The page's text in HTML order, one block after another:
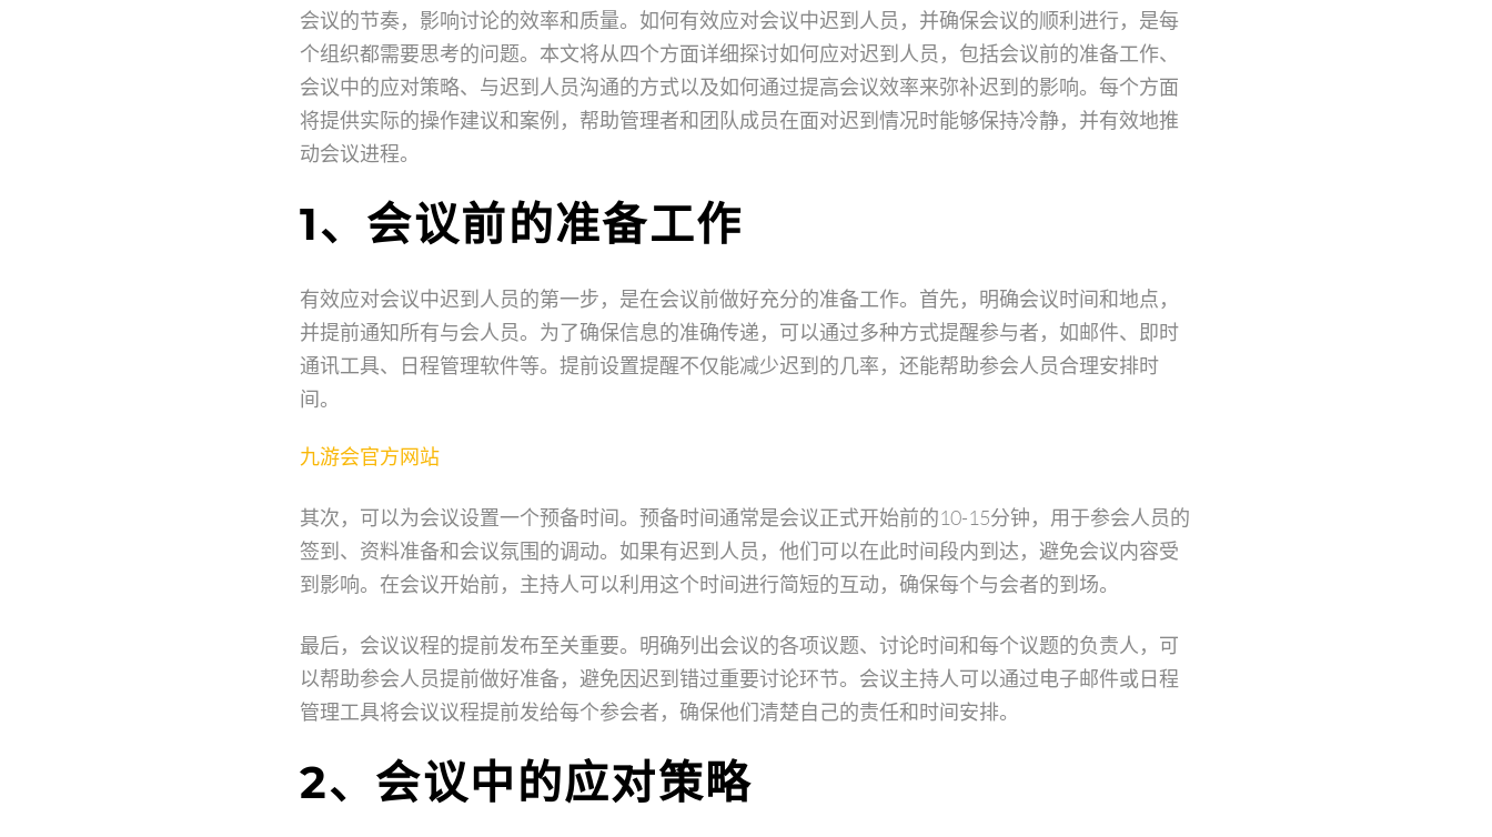
会议的节奏，影响讨论的效率和质量。如何有效应对会议中迟到人员，并确保会议的顺利进行，是每
个组织都需要思考的问题。本文将从四个方面详细探讨如何应对迟到人员，包括会议前的准备工作、
会议中的应对策略、与迟到人员沟通的方式以及如何通过提高会议效率来弥补迟到的影响。每个方面
将提供实际的操作建议和案例，帮助管理者和团队成员在面对迟到情况时能够保持冷静，并有效地推
动会议进程。
1、会议前的准备工作
有效应对会议中迟到人员的第一步，是在会议前做好充分的准备工作。首先，明确会议时间和地点，
并提前通知所有与会人员。为了确保信息的准确传递，可以通过多种方式提醒参与者，如邮件、即时
通讯工具、日程管理软件等。提前设置提醒不仅能减少迟到的几率，还能帮助参会人员合理安排时
间。
九游会官方网站
其次，可以为会议设置一个预备时间。预备时间通常是会议正式开始前的10-15分钟，用于参会人员的
签到、资料准备和会议氛围的调动。如果有迟到人员，他们可以在此时间段内到达，避免会议内容受
到影响。在会议开始前，主持人可以利用这个时间进行简短的互动，确保每个与会者的到场。
最后，会议议程的提前发布至关重要。明确列出会议的各项议题、讨论时间和每个议题的负责人，可
以帮助参会人员提前做好准备，避免因迟到错过重要讨论环节。会议主持人可以通过电子邮件或日程
管理工具将会议议程提前发给每个参会者，确保他们清楚自己的责任和时间安排。
2、会议中的应对策略